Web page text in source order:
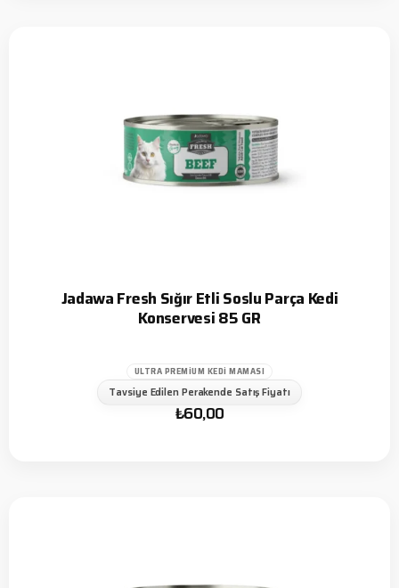
Jadawa Fresh Sığır Etli Soslu Parça Kedi
Konservesi 85 GR
ULTRA PREMIUM KEDI MAMASI
Tavsiye Edilen Perakende Satış Fiyatı
₺60,00